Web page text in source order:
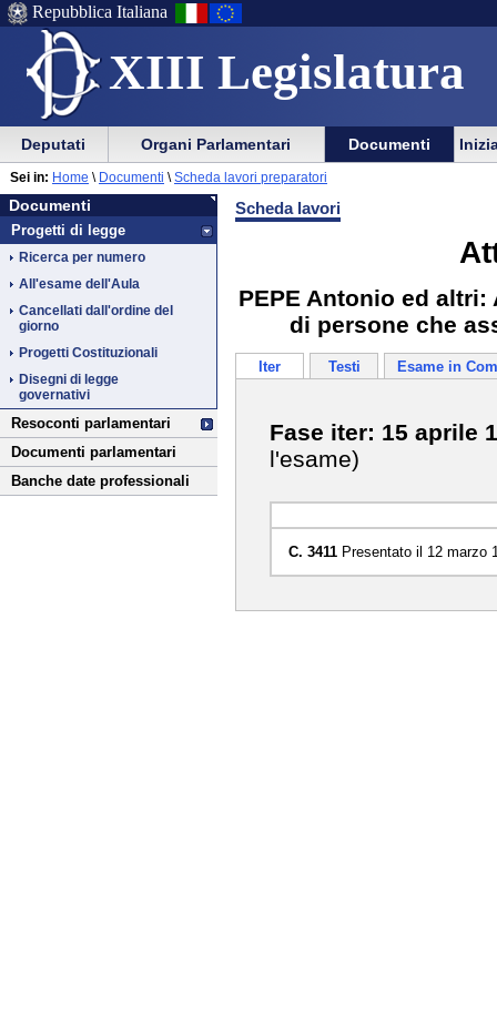
XIII Legislatura
Menu
di
ausilio
alla
navigazione
Vai
Menu
di
navigazione
principale
Repubblica Italiana
Menu
di
navigazione
principale
Vai
menu
di
sezione
Deputati Organi Parlamentari Documenti
Documenti
Vai
al
contenuto
Documenti
Progetti di legge
Ricerca per numero
All'esame dell'Aula
Cancellati dall'ordine del
giorno
Progetti Costituzionali
Disegni di legge
governativi
Resoconti parlamentari
Documenti parlamentari
Banche date professionali
Sei in: Home \ Documenti \ Scheda lavori preparatori
Scheda lavori
PEPE Antonio ed
di persone che
Iter Testi Esame in
Fase iter: 15 aprile
l'esame)
C. 3411 Presentato il 12 marzo